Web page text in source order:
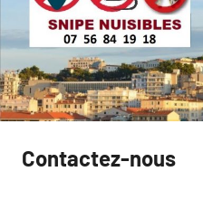
Contactez-nous